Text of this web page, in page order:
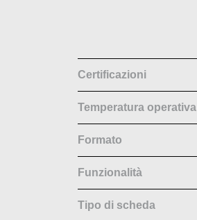
Certificazioni
Temperatura operativa
Formato
Funzionalità
Tipo di scheda